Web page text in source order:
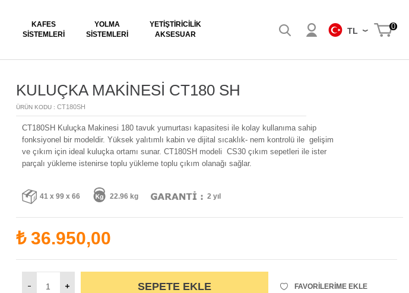
KAFES
SISTEMLERI
YOLMA
SISTEMLERI
YETIŞTIRICILIK
AKSESUAR
TL 0
KULUÇKA MAKİNESİ CT180 SH
ÜRÜN KODU : CT180SH
CT180SH Kuluçka Makinesi 180 tavuk yumurtası kapasitesi ile kolay kullanıma sahip
fonksiyonel bir modeldir. Yüksek yalıtımlı kabin ve dijital sıcaklık- nem kontrolü ile gelişim
ve çıkım için ideal kuluçka ortamı sunar. CT180SH modeli CS30 çıkım sepetleri ile ister
parçalı yükleme istenirse toplu yükleme toplu çıkım olanağı sağlar.
41 x 99 x 66 22.96 kg 2 yıl
₺ 36.950,00
SEPETE EKLE FAVORILERIME EKLE